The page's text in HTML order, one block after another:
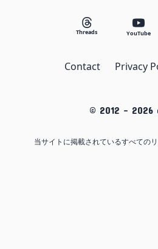
Threads YouTube
Contact Privacy
© 2012 - 2026
当サイトに掲載されているすべての